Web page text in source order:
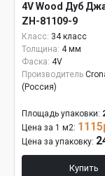
4V Wood Дуб
ZH-81109-9
Класс: 34 класс
Толщина: 4 мм
Фаска: 4V
Производитель
(Россия)
Площадь упаковки:
Цена за 1 м2:
Цена за упаковку:
Купить